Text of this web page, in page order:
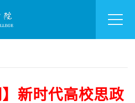
】新时代高校思政